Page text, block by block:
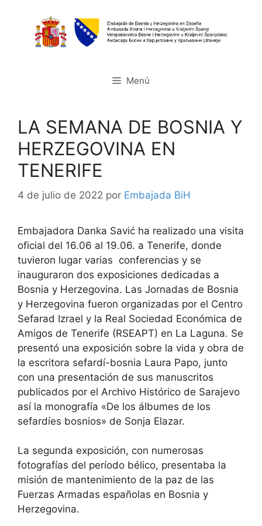
contenido
Menú
LA SEMANA DE BOSNIA Y
HERZEGOVINA EN
TENERIFE
4 de julio de 2022 por Embajada BiH
Embajadora Danka Savić ha realizado una visita
oficial del 16.06 al 19.06. a Tenerife, donde
tuvieron lugar varias conferencias y se
inauguraron dos exposiciones dedicadas a
Bosnia y Herzegovina. Las Jornadas de Bosnia
y Herzegovina fueron organizadas por el Centro
Sefarad Izrael y la Real Sociedad Económica de
Amigos de Tenerife (RSEAPT) en La Laguna. Se
presentó una exposición sobre la vida y obra de
la escritora sefardí-bosnia Laura Papo, junto
con una presentación de sus manuscritos
publicados por el Archivo Histórico de Sarajevo
así la monografía «De los álbumes de los
sefardíes bosnios» de Sonja Elazar.
La segunda exposición, con numerosas
fotografías del período bélico, presentaba la
misión de mantenimiento de la paz de las
Fuerzas Armadas españolas en Bosnia y
Herzegovina.